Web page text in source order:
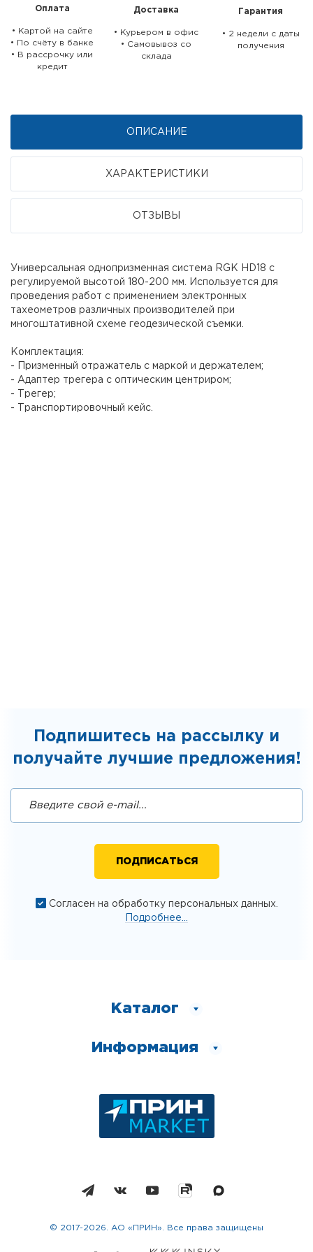
Оплата
• Картой на сайте
• По счёту в банке
• В рассрочку или
кредит
Доставка
• Курьером в офис
• Самовывоз со
склада
Гарантия
• 2 недели c даты
получения
ОПИСАНИЕ
ХАРАКТЕРИСТИКИ
ОТЗЫВЫ
Универсальная однопризменная система RGK HD18 с
регулируемой высотой 180-200 мм. Используется для
проведения работ с применением электронных
тахеометров различных производителей при
многоштативной схеме геодезической съемки.
Комплектация:
- Призменный отражатель с маркой и держателем;
- Адаптер трегера с оптическим центриром;
- Трегер;
- Транспортировочный кейс.
Подпишитесь на рассылку и
получайте лучшие предложения!
Согласен на обработку персональных данных.
Подробнее...
Каталог
Информация
© 2017-2026. АО «ПРИН». Все права защищены